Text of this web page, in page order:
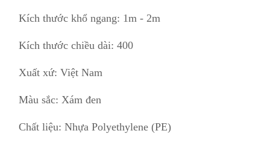
Kích thước khổ ngang: 1m - 2m
Kích thước chiều dài: 400
Xuất xứ: Việt Nam
Màu sắc: Xám đen
Chất liệu: Nhựa Polyethylene (PE)